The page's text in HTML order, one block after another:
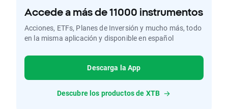
Accede a más de 11000 instrumentos
Acciones, ETFs, Planes de Inversión y mucho más, todo
en la misma aplicación y disponible en español
Descarga la App
Descubre los productos de XTB